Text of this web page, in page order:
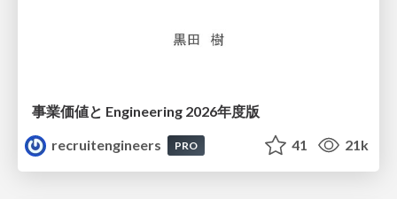
事業価値と Engineering 2026年度版
recruitengineers
PRO 41 21k